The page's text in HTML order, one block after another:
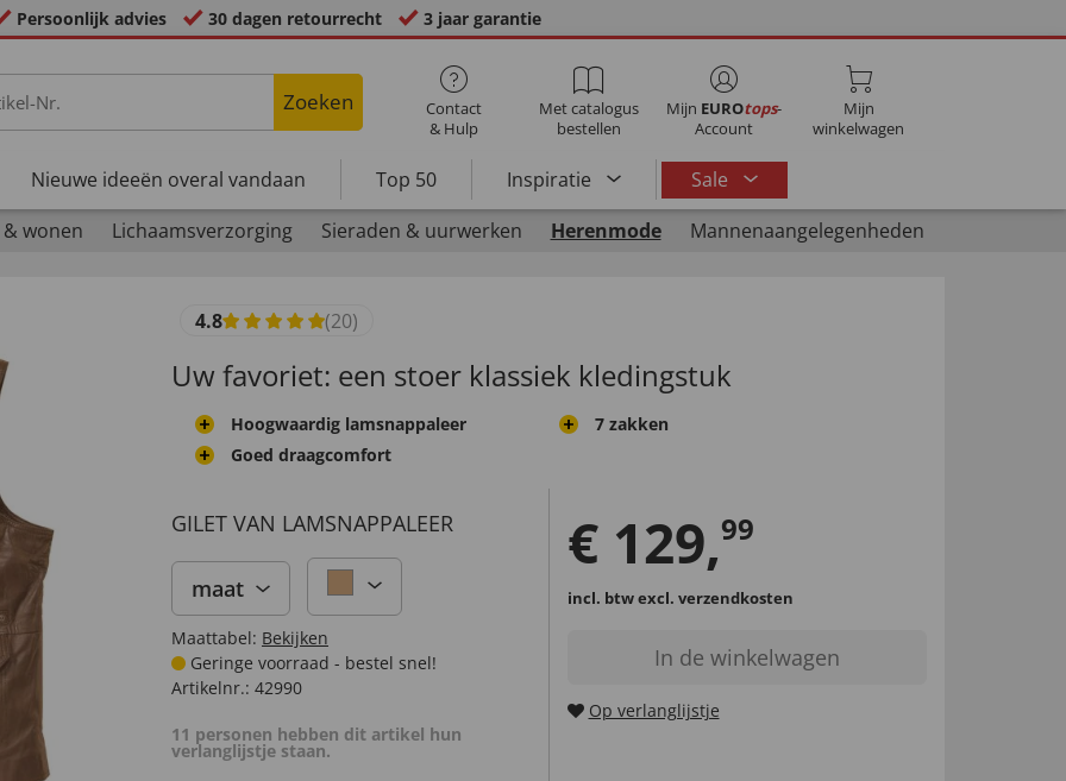
Persoonlijk advies 30 dagen retourrecht 3 jaar garantie
Zoeken
Contact
& Hulp
Met catalogus
bestellen
Mijn EUROtops-
Account
Mijn
winkelwagen
Nieuwe ideeën overal vandaan Top 50 Inspiratie
Sale
wonen Lichaamsverzorging Sieraden & uurwerken Herenmode Mannenaangelegenheden
4.8 (20)
Uw favoriet: een stoer klassiek kledingstuk
Hoogwaardig lamsnappaleer
Goed draagcomfort
7 zakken
GILET VAN LAMSNAPPALEER
maat
Maattabel: Bekijken
Geringe voorraad - bestel snel!
Artikelnr.: 42990
11 personen hebben dit artikel hun
verlanglijstje staan.
€ 129,99
incl. btwexcl. verzendkosten
In de winkelwagen
Op verlanglijstje